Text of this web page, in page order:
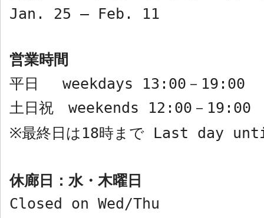
Jan. 25 – Feb. 11
営業時間
平日
weekdays 13:00 － 19:00
土日祝 weekends 12:00 － 19:00
※最終日は 18時まで Last day
休廊日：水・木曜日
Closed on Wed/Thu